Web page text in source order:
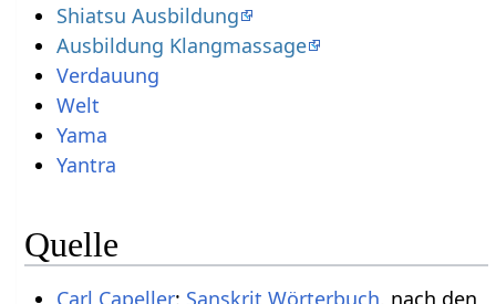
Shiatsu Ausbildung
Ausbildung Klangmassage
Verdauung
Welt
Yama
Yantra
Quelle